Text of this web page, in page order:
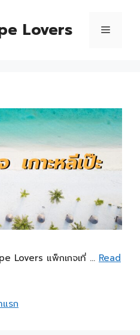
Lovers
Lovers แพ็กเกจเที่ … Read
แรก